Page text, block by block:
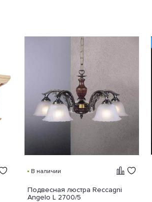
В наличии
Подвесная люстра Reccagni
Angelo L 2700/5